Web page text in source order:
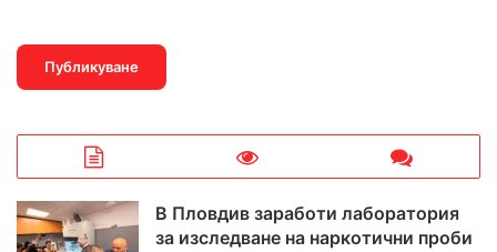
В Пловдив заработи лаборатория
за изследване на наркотични проби